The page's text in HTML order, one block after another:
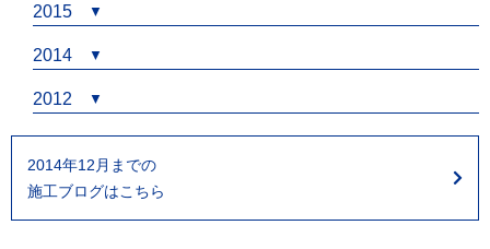
2015
2014
2012
2014年12月までの
施工ブログはこちら